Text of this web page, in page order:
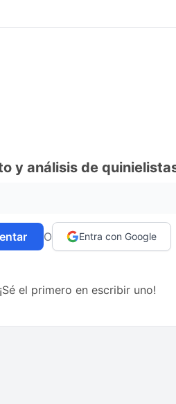
y análisis de
O Entra con Google
el primero en escribir uno!